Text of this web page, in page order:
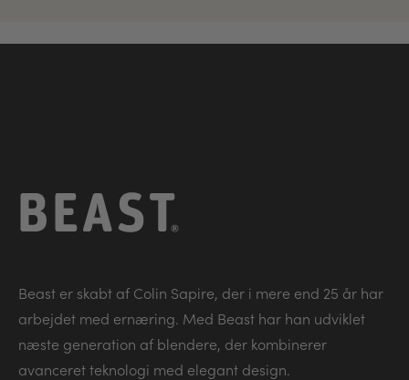
Beast er skabt af Colin Sapire, der i mere end 25 år har
arbejdet med ernæring. Med Beast har han udviklet
næste generation af blendere, der kombinerer
avanceret teknologi med elegant design.